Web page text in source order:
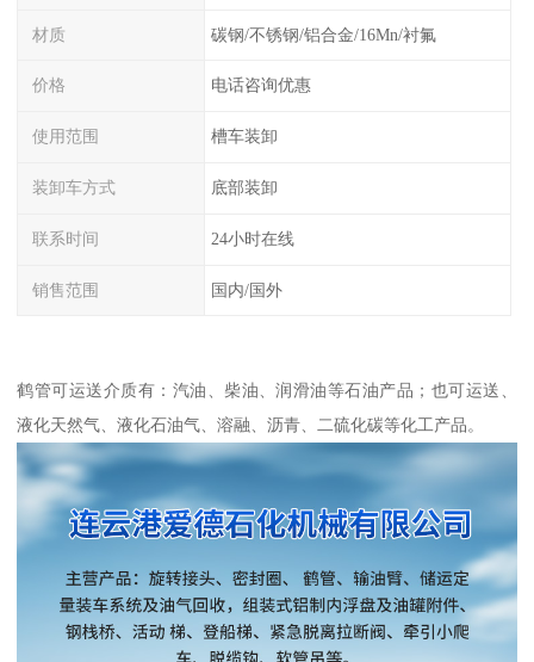
材质 碳钢/不锈钢/铝合金/16Mn/衬氟
价格 电话咨询优惠
使用范围 槽车装卸
装卸车方式 底部装卸
联系时间 24小时在线
销售范围 国内/国外
鹤管可运送介质有：汽油、柴油、润滑油等石油产品；也可运送、
液化天然气、液化石油气、溶融、沥青、二硫化碳等化工产品。